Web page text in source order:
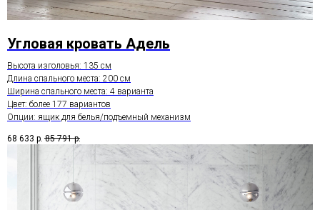
Угловая кровать Адель
Высота изголовья: 135 см
Длина спального места: 200 см
Ширина спального места: 4 варианта
Цвет: более 177 вариантов
Опции: ящик для белья/подъемный механизм
68 633 р. 85 791 р.